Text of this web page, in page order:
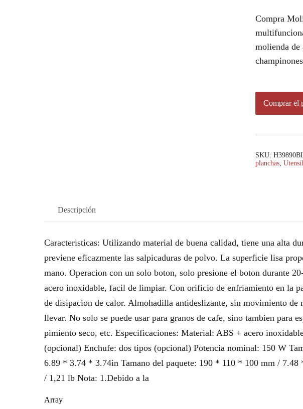
Compra
molienda
Comprar el
SKU:
planchas,
Descripción
Caracteristicas: Utilizando material de buena calidad, tiene una alta
previene eficazmente las salpicaduras de polvo. La superficie lisa
mano. Operacion con un solo boton, solo presione el boton durante
acero inoxidable, facil de limpiar. Con orificio de enfriamiento en la
de disipacion de calor. Almohadilla antideslizante, sin movimiento de
llevar. No solo se puede usar para granos de cafe, sino tambien para
pimiento seco, etc. Especificaciones: Material: ABS + acero
(opcional) Enchufe: dos tipos (opcional) Potencia nominal: 150 W
6.89 * 3.74 * 3.74in Tamano del paquete: 190 * 110 * 100 mm / 7.48
/ 1,21 lb Nota: 1.Debido a la
Array